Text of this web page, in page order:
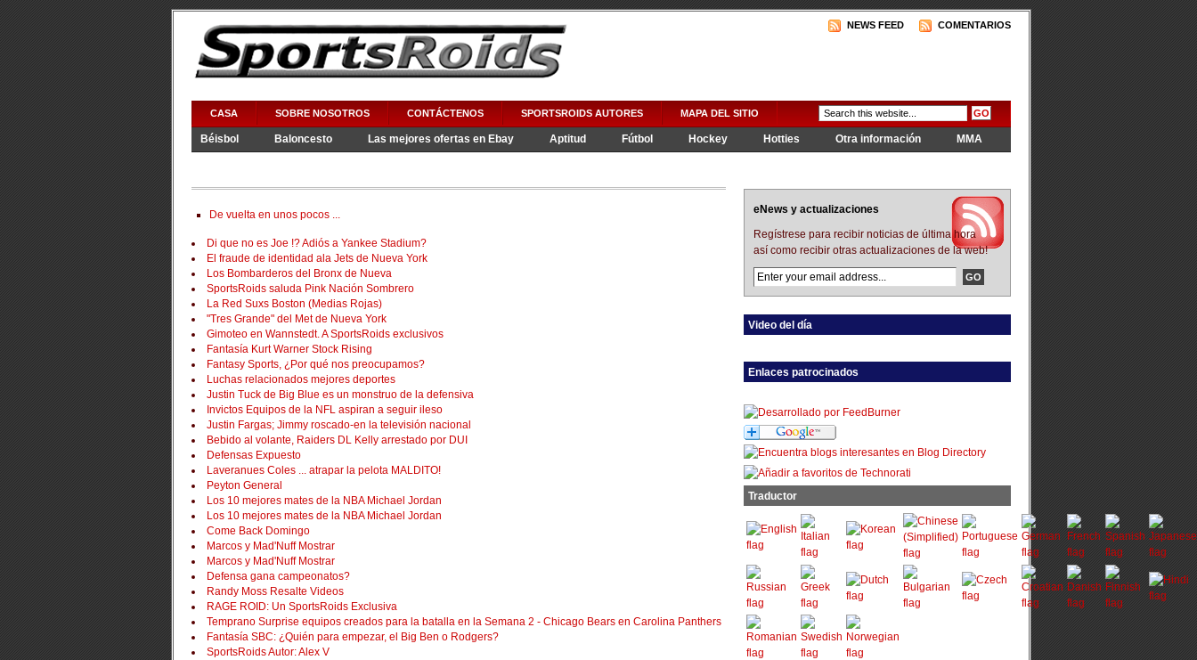
NEWS FEED COMENTARIOS
CASA SOBRE NOSOTROS CONTÁCTENOS SPORTSROIDS AUTORES MAPA DEL SITIO
Béisbol Baloncesto Las mejores ofertas en Ebay Aptitud Fútbol Hockey Hotties Otra información
MMA
De vuelta en unos pocos ...
Di que no es Joe !?Adiós a Yankee Stadium?
El fraude de identidad ala Jets de Nueva York
Los Bombarderos del Bronx de Nueva
SportsRoids saluda Pink Nación Sombrero
La Red Suxs Boston (Medias Rojas)
"Tres Grande" del Met de Nueva York
Gimoteo en Wannstedt.A SportsRoids exclusivos
Fantasía Kurt Warner Stock Rising
Fantasy Sports, ¿Por qué nos preocupamos?
Luchas relacionados mejores deportes
Justin Tuck de Big Blue es un monstruo de la defensiva
Invictos Equipos de la NFL aspiran a seguir ileso
Justin Fargas; Jimmy roscado-en la televisión nacional
Bebido al volante, Raiders DL Kelly arrestado por DUI
Defensas Expuesto
Laveranues Coles ... atrapar la pelota MALDITO!
Peyton General
Los 10 mejores mates de la NBA Michael Jordan
Los 10 mejores mates de la NBA Michael Jordan
Come Back Domingo
Marcos y Mad'Nuff Mostrar
Marcos y Mad'Nuff Mostrar
Defensa gana campeonatos?
Randy Moss Resalte Videos
RAGE ROID: Un SportsRoids Exclusiva
Temprano Surprise equipos creados para la batalla en la Semana 2 - Chicago Bears en Carolina Panthers
Fantasía SBC: ¿Quién para empezar, el Big Ben o Rodgers?
SportsRoids Autor: Alex V
eNews y actualizaciones
Regístrese para recibir noticias de última hora
así como recibir otras actualizaciones de la web!
Video del día
Enlaces patrocinados
Traductor